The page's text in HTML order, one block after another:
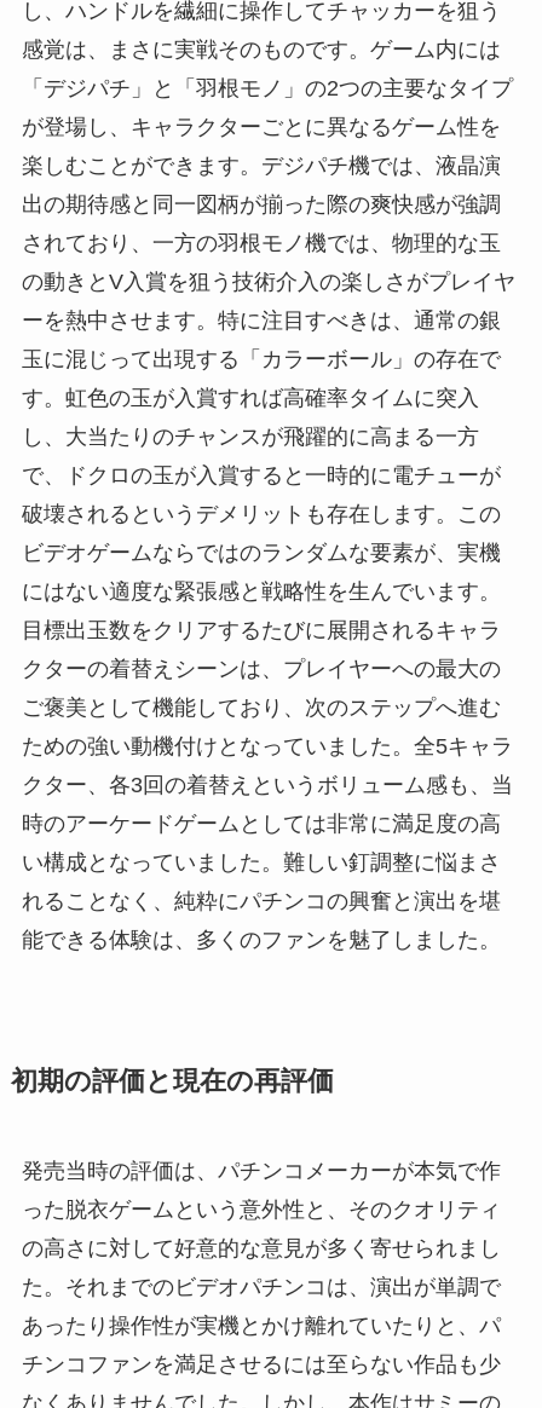
し、ハンドルを繊細に操作してチャッカーを狙う
感覚は、まさに実戦そのものです。ゲーム内には
「デジパチ」と「羽根モノ」の2つの主要なタイプ
が登場し、キャラクターごとに異なるゲーム性を
楽しむことができます。デジパチ機では、液晶演
出の期待感と同一図柄が揃った際の爽快感が強調
されており、一方の羽根モノ機では、物理的な玉
の動きとV入賞を狙う技術介入の楽しさがプレイヤ
ーを熱中させます。特に注目すべきは、通常の銀
玉に混じって出現する「カラーボール」の存在で
す。虹色の玉が入賞すれば高確率タイムに突入
し、大当たりのチャンスが飛躍的に高まる一方
で、ドクロの玉が入賞すると一時的に電チューが
破壊されるというデメリットも存在します。この
ビデオゲームならではのランダムな要素が、実機
にはない適度な緊張感と戦略性を生んでいます。
目標出玉数をクリアするたびに展開されるキャラ
クターの着替えシーンは、プレイヤーへの最大の
ご褒美として機能しており、次のステップへ進む
ための強い動機付けとなっていました。全5キャラ
クター、各3回の着替えというボリューム感も、当
時のアーケードゲームとしては非常に満足度の高
い構成となっていました。難しい釘調整に悩まさ
れることなく、純粋にパチンコの興奮と演出を堪
能できる体験は、多くのファンを魅了しました。
初期の評価と現在の再評価
発売当時の評価は、パチンコメーカーが本気で作
った脱衣ゲームという意外性と、そのクオリティ
の高さに対して好意的な意見が多く寄せられまし
た。それまでのビデオパチンコは、演出が単調で
あったり操作性が実機とかけ離れていたりと、パ
チンコファンを満足させるには至らない作品も少